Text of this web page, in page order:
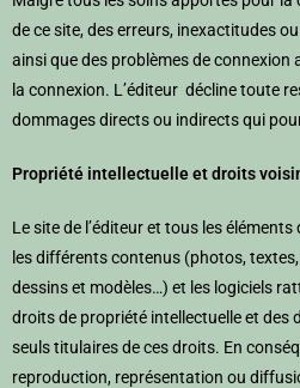
de ce site, des erreurs, inexactitudes
ainsi que des problèmes de connexion
la connexion. L’éditeur décline toute
dommages directs ou indirects qui
Propriété intellectuelle et droits
Le site de l’éditeur et tous les
les différents contenus (photos,
dessins et modèles…) et les logiciels
droits de propriété intellectuelle et des
seuls titulaires de ces droits. En
reproduction, représentation ou